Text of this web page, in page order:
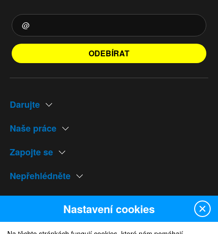
ODEBÍRAT
Darujte
Naše práce
Zapojte se
Nepřehlédněte
Naše weby
Nastavení cookies